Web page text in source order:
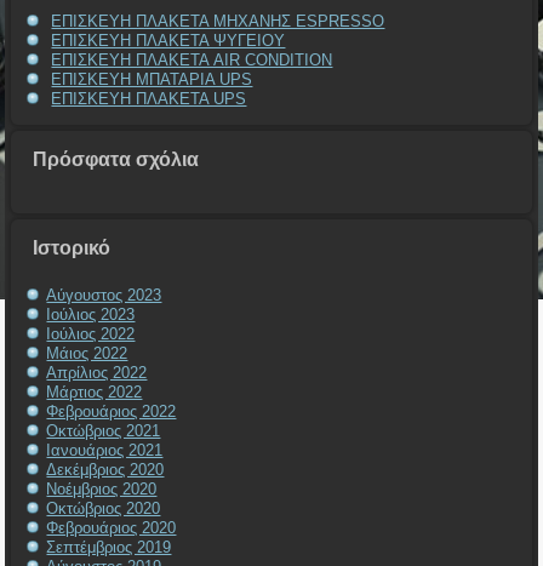
ΕΠΙΣΚΕΥΗ ΠΛΑΚΕΤΑ ΜΗΧΑΝΗΣ ESPRESSO
ΕΠΙΣΚΕΥΗ ΠΛΑΚΕΤΑ ΨΥΓΕΙΟΥ
ΕΠΙΣΚΕΥΗ ΠΛΑΚΕΤΑ AIR CONDITION
ΕΠΙΣΚΕΥΗ ΜΠΑΤΑΡΙΑ UPS
ΕΠΙΣΚΕΥΗ ΠΛΑΚΕΤΑ UPS
Πρόσφατα σχόλια
Ιστορικό
Αύγουστος 2023
Ιούλιος 2023
Ιούλιος 2022
Μάιος 2022
Απρίλιος 2022
Μάρτιος 2022
Φεβρουάριος 2022
Οκτώβριος 2021
Ιανουάριος 2021
Δεκέμβριος 2020
Νοέμβριος 2020
Οκτώβριος 2020
Φεβρουάριος 2020
Σεπτέμβριος 2019